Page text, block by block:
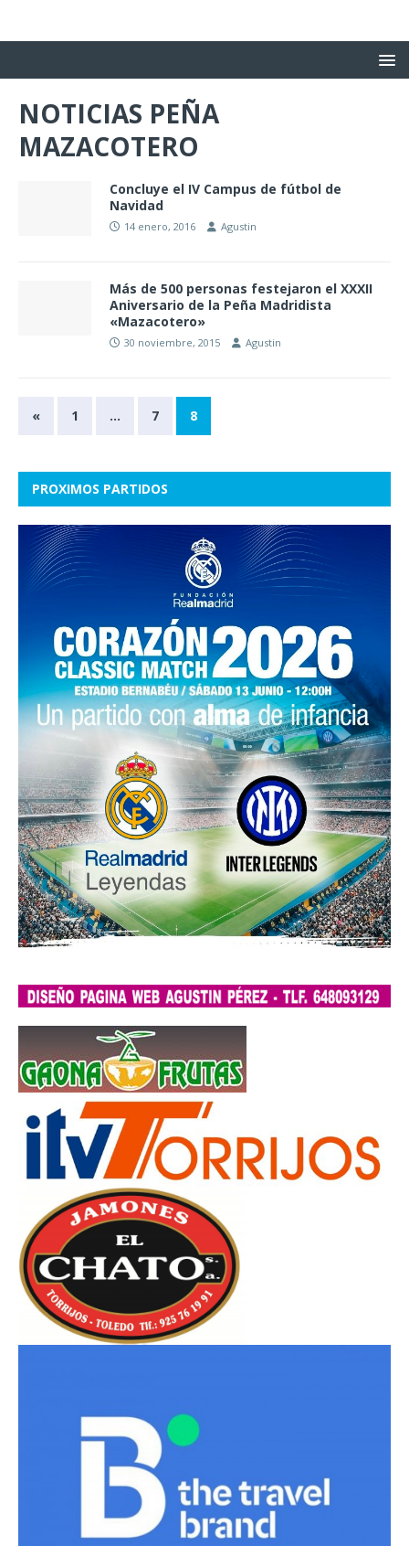
NOTICIAS PEÑA
MAZACOTERO
Concluye el IV Campus de fútbol de
Navidad
14 enero, 2016 Agustin
Más de 500 personas festejaron el XXXII
Aniversario de la Peña Madridista
«Mazacotero»
30 noviembre, 2015 Agustin
« 1 … 7 8
PROXIMOS PARTIDOS